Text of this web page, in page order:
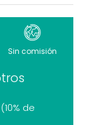
Sin comisión
(10% de